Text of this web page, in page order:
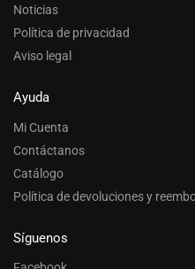
Noticias
Política de privacidad
Aviso legal
Ayuda
Mi Cuenta
Contáctanos
Catálogo
Política de devoluciones y
Síguenos